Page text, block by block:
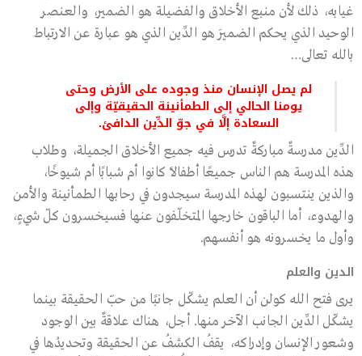
غيابه، ذلك لأن منبع الأخلاق والفضيلة هو الضمير، والعنصر
الوحيد الذي يحكم الضميرَ هو الدِّين الذي هو عبارة عن الارتباط
بالله تعالى…
لم يصل الإنسان منذ وجوده على الأرض وحتى
يومنا الحالي إلى الطمأنينة الحقيقيّة وإلى
السعادة إلَّا في جوّ الدِّين الدافئ.
الدِّين مدرسةٌ مباركةٌ تدرس فيه جميع الأخلاق الجميلة، وطلاب
هذه المدرسة هم الناس جميعًا أطفالًا كانوا أم شبابًا أم شيوخًا،
والذين ينتسبون لهذه المدرسة سيجدون في رحابها الطمأنينة والأمن
والهدوء، أما الباقون خارجها المتخلّفون عنها فسيخسرون كلّ شيءٍ،
وأول ما يخسرونه هو أنفسهم.
الدين والعلم
يرى فتح الله كولن أن العلم يشكّل جانبًا من حبّ الحقيقة بينما
يشكّل الدِّين الجانب الآخر منها. أجل، هناك علاقةٌ بين الوجود
وشعور الإنسان وإدراكه، يقفُ الكشفُ عن الحقيقة وتحديدُها في